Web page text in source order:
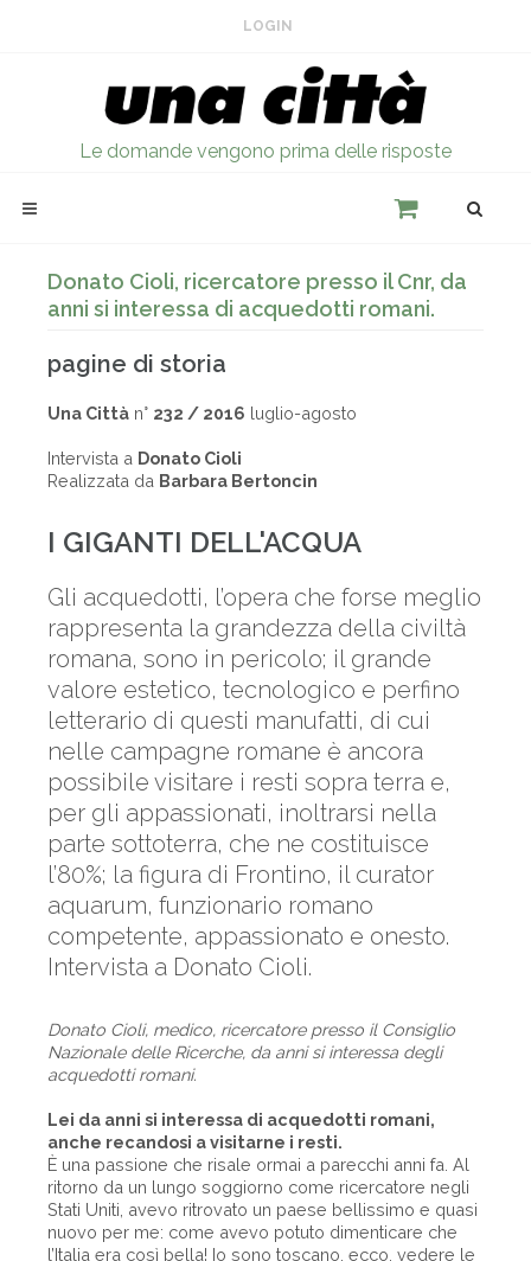
LOGIN
Le domande vengono prima delle risposte
Donato Cioli, ricercatore presso il Cnr, da
anni si interessa di acquedotti romani.
pagine di storia
Una Città n° 232 / 2016 luglio-agosto
Intervista a Donato Cioli
Realizzata da Barbara Bertoncin
I GIGANTI DELL'ACQUA
Gli acquedotti, l’opera che forse meglio
rappresenta la grandezza della civiltà
romana, sono in pericolo; il grande
valore estetico, tecnologico e perfino
letterario di questi manufatti, di cui
nelle campagne romane è ancora
possibile visitare i resti sopra terra e,
per gli appassionati, inoltrarsi nella
parte sottoterra, che ne costituisce
l’80%; la figura di Frontino, il curator
aquarum, funzionario romano
competente, appassionato e onesto.
Intervista a Donato Cioli.
Donato Cioli, medico, ricercatore presso il Consiglio
Nazionale delle Ricerche, da anni si interessa degli
acquedotti romani.
Lei da anni si interessa di acquedotti romani,
anche recandosi a visitarne i resti.
È una passione che risale ormai a parecchi anni fa. Al
ritorno da un lungo soggiorno come ricercatore negli
Stati Uniti, avevo ritrovato un paese bellissimo e quasi
nuovo per me: come avevo potuto dimenticare che
l’Italia era così bella! Io sono toscano, ecco, vedere le